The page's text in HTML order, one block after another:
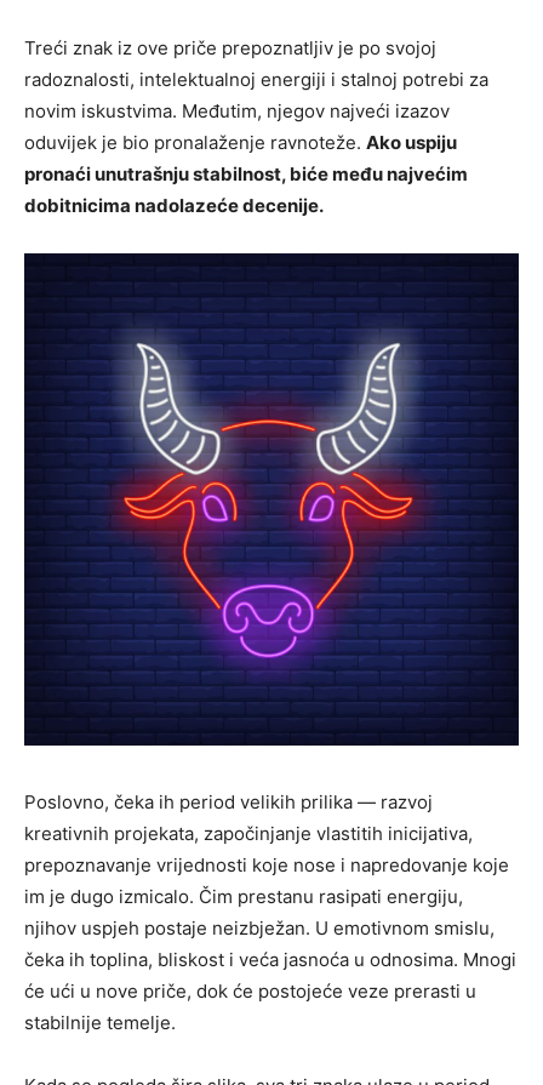
Treći znak iz ove priče prepoznatljiv je po svojoj
radoznalosti, intelektualnoj energiji i stalnoj potrebi za
novim iskustvima. Međutim, njegov najveći izazov
oduvijek je bio pronalaženje ravnoteže. Ako uspiju
pronaći unutrašnju stabilnost, biće među najvećim
dobitnicima nadolazeće decenije.
Poslovno, čeka ih period velikih prilika — razvoj
kreativnih projekata, započinjanje vlastitih inicijativa,
prepoznavanje vrijednosti koje nose i napredovanje koje
im je dugo izmicalo. Čim prestanu rasipati energiju,
njihov uspjeh postaje neizbježan. U emotivnom smislu,
čeka ih toplina, bliskost i veća jasnoća u odnosima. Mnogi
će ući u nove priče, dok će postojeće veze prerasti u
stabilnije temelje.